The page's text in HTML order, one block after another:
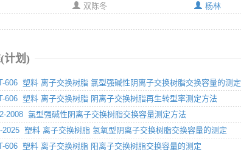
双陈冬
杨林
计划)
606 塑料 离子交换树脂 氯型强碱性阴离子交换树脂交换容量的测定
606 塑料 离子交换树脂 阴离子交换树脂再生转型率测定方法
2008 氯型强碱性阴离子交换树脂交换容量测定方法
2025 塑料 离子交换树脂 氢氧型阴离子交换树脂交换容量的测定
606 塑料 离子交换树脂 阳离子交换树脂交换容量的测定